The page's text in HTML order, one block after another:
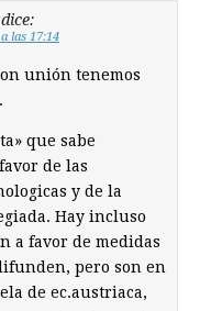
dice:
las 17:14
unión tenemos
que sabe
de las
y de la
Hay incluso
a favor de medidas
pero son en
de ec.austriaca,